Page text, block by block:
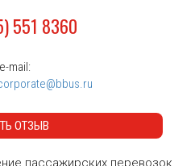
Scania Touring 51 место
Scania Touring 51 место
551 8360
e-mail:
ОТЗЫВ
пассажирских перевозок